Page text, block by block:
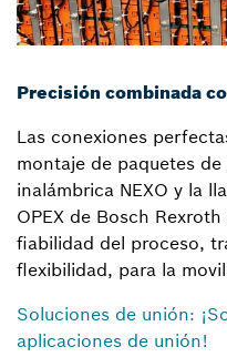
Precisión combinada
Las conexiones
montaje de paquetes
inalámbrica NEXO y la
OPEX de Bosch
fiabilidad del proceso,
flexibilidad, para la
Soluciones de unión:
aplicaciones de unión!